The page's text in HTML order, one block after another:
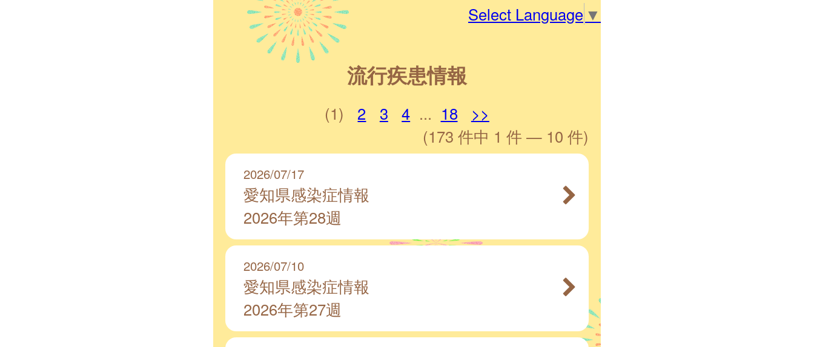
Select Language ▼
流行疾患情報
(1) 2 3 4 ... 18
>>
(173 件中 1 件 — 10 件)
2026/07/17
愛知県感染症情報
2026年第28週
2026/07/10
愛知県感染症情報
2026年第27週